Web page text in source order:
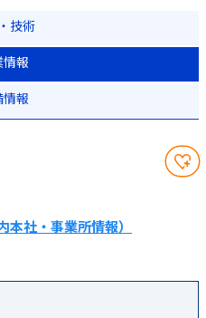
技術
報
報
社・事業所情報）